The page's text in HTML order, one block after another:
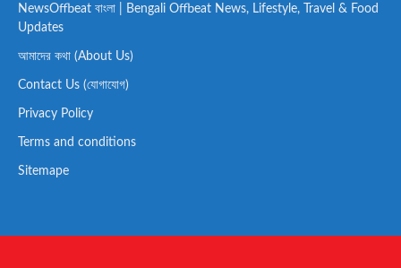
NewsOffbeat বাংলা | Bengali Offbeat News, Lifestyle, Travel & Food
Updates
আমাদের কথা (About Us)
Contact Us (যোগাযোগ)
Privacy Policy
Terms and conditions
Sitemape